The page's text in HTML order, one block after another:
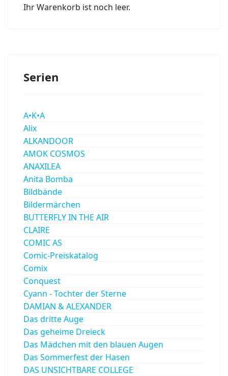
Ihr Warenkorb ist noch leer.
Serien
A•K•A
Alix
ALKANDOOR
AMOK COSMOS
ANAXILEA
Anita Bomba
Bildbände
Bildermärchen
BUTTERFLY IN THE AIR
CLAIRE
COMIC AS
Comic-Preiskatalog
Comix
Conquest
Cyann - Tochter der Sterne
DAMIAN & ALEXANDER
Das dritte Auge
Das geheime Dreieck
Das Mädchen mit den blauen Augen
Das Sommerfest der Hasen
DAS UNSICHTBARE COLLEGE